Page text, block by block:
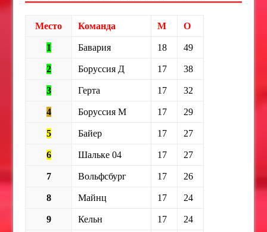
Место Команда М О
1 Бавария 18 49
2 Боруссия Д 17 38
3 Герта 17 32
4 Боруссия М 17 29
5 Байер 17 27
6 Шальке 04 17 27
7 Вольфсбург 17 26
8 Майнц 17 24
9 Кельн 17 24